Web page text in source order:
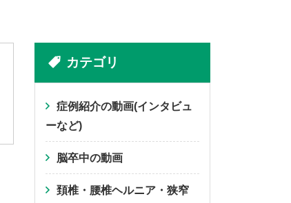
カテゴリ
症例紹介の動画(インタビュ
ーなど)
脳卒中の動画
頚椎・腰椎ヘルニア・狭窄